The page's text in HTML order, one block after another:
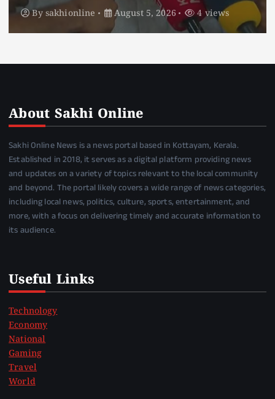
By sakhionline August 4, 2026 4 views
About Sakhi Online
Sakhi Online News is a news portal based in Kottayam, Kerala.
Established in 2018, it serves as a digital platform providing news
and updates on a variety of topics relevant to the local community
and beyond. The portal likely covers a wide range of news categories,
including local news, politics, culture, sports, entertainment, and
more, with a focus on delivering timely and accurate information to
its audience.
Useful Links
Technology
Economy
National
Gaming
Travel
World